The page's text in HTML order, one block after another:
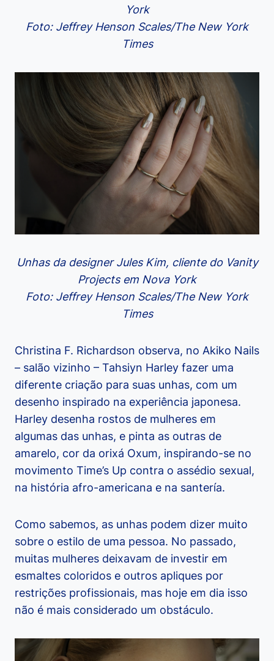
York
Foto: Jeffrey Henson Scales/The New York
Times
Unhas da designer Jules Kim, cliente do Vanity
Projects em Nova York
Foto: Jeffrey Henson Scales/The New York
Times
Christina F. Richardson observa, no Akiko Nails
– salão vizinho – Tahsiyn Harley fazer uma
diferente criação para suas unhas, com um
desenho inspirado na experiência japonesa.
Harley desenha rostos de mulheres em
algumas das unhas, e pinta as outras de
amarelo, cor da orixá Oxum, inspirando-se no
movimento Time’s Up contra o assédio sexual,
na história afro-americana e na santería.
Como sabemos, as unhas podem dizer muito
sobre o estilo de uma pessoa. No passado,
muitas mulheres deixavam de investir em
esmaltes coloridos e outros apliques por
restrições profissionais, mas hoje em dia isso
não é mais considerado um obstáculo.